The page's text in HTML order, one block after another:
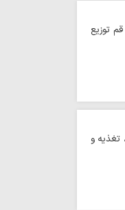
قم توزیع
و رفاهی، تغذیه و